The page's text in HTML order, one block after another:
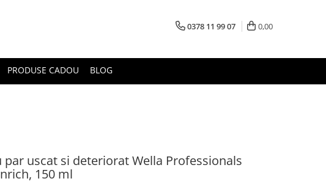
0378 11 99 07 0,00
PRODUSE CADOU BLOG
par uscat si deteriorat Wella Professionals
150 ml